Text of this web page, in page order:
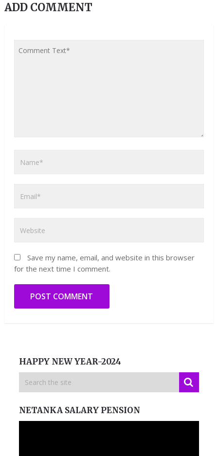
ADD COMMENT
Save my name, email, and website in this browser
for the next time I comment.
HAPPY NEW YEAR-2024
NETANKA SALARY PENSION